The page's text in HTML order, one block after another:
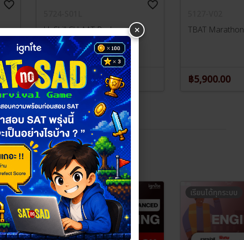
favorite_border favorite_border
UpSkill CU-AAT Pack
฿19,000.00
TBAT Marathon
฿5,900.00
เรียนได้ทุกระบบ เรียนได้ทุกระบบ
×